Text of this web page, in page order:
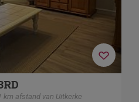
km afstand van Uitkerke